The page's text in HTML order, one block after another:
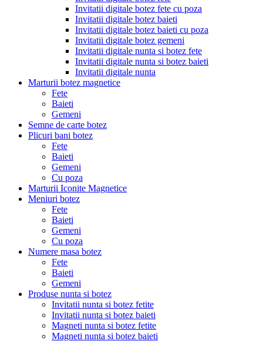
Invitatii digitale botez fete cu poza
Invitatii digitale botez baieti
Invitatii digitale botez baieti cu poza
Invitatii digitale botez gemeni
Invitatii digitale nunta si botez fete
Invitatii digitale nunta si botez baieti
Invitatii digitale nunta
Marturii botez magnetice
Fete
Baieti
Gemeni
Semne de carte botez
Plicuri bani botez
Fete
Baieti
Gemeni
Cu poza
Marturii Iconite Magnetice
Meniuri botez
Fete
Baieti
Gemeni
Cu poza
Numere masa botez
Fete
Baieti
Gemeni
Produse nunta si botez
Invitatii nunta si botez fetite
Invitatii nunta si botez baieti
Magneti nunta si botez fetite
Magneti nunta si botez baieti